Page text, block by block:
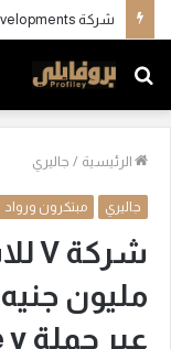
بحث
عن
الرئيسية / جاليري
جاليري مبتكرون ورواد
مليون
عبر حملة circle v